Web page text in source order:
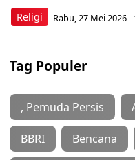
Religi Rabu, 27 Mei 2026 -
Tag Populer
, Pemuda Persis
BBRI Bencana